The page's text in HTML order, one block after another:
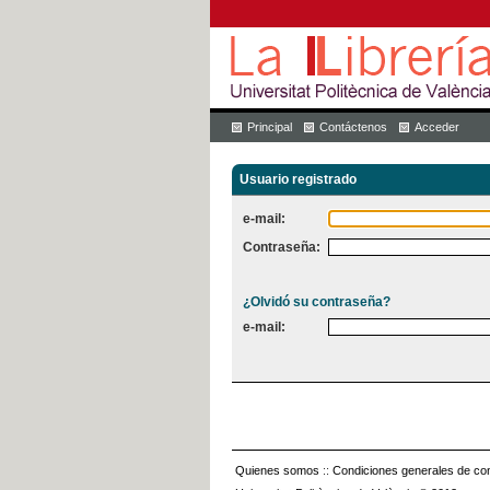
Principal Contáctenos Acceder
Usuario registrado
e-mail:
Contraseña:
¿Olvidó su contraseña?
e-mail:
Quienes somos :: Condiciones generales de